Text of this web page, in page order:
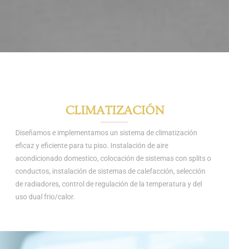
CLIMATIZACIÓN
Diseñamos e implementamos un sistema de climatización
eficaz y eficiente para tu piso. Instalación de aire
acondicionado domestico, colocación de sistemas con splits o
conductos, instalación de sistemas de calefacción, selección
de radiadores, control de regulación de la temperatura y del
uso dual frio/calor.